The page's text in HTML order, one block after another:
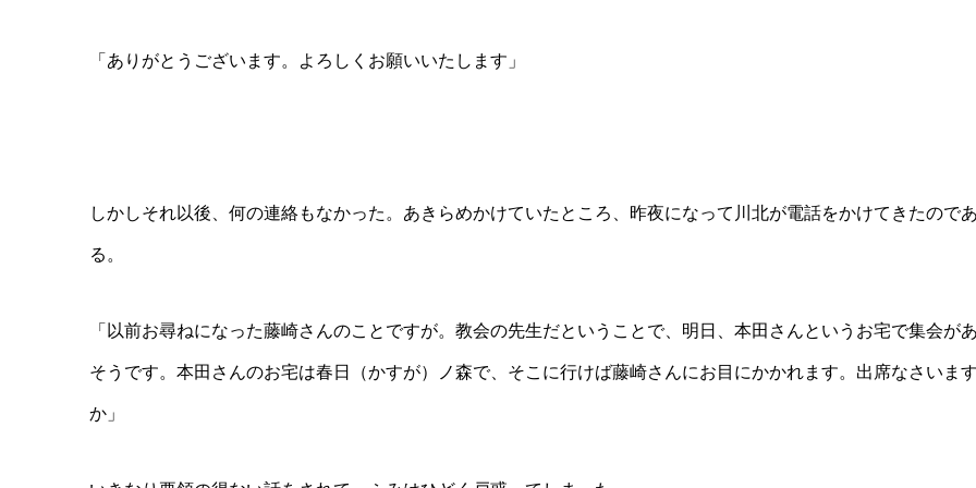
「ありがとうございます。よろしくお願いいたします」
しかしそれ以後、何の連絡もなかった。あきらめかけていたところ、昨夜になって川北が電話をかけてきたのであ
る。
「以前お尋ねになった藤崎さんのことですが。教会の先生だということで、明日、本田さんというお宅で集会が
そうです。本田さんのお宅は春日（かすが）ノ森で、そこに行けば藤崎さんにお目にかかれます。出席なさいます
か」